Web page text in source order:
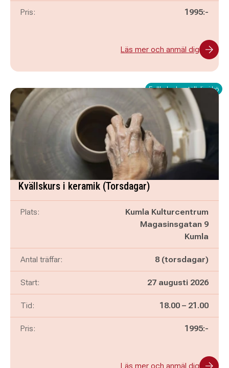
Pris: 1995:-
Läs mer och anmäl dig
Fullbokad – ställ dig i kö
Kvällskurs i keramik (Torsdagar)
Plats:
Kumla Kulturcentrum
Magasinsgatan 9
Kumla
Antal träffar: 8 (torsdagar)
Start: 27 augusti 2026
Tid: Pågår mellan
18.00 – och
21.00
Pris: 1995:-
Läs mer och anmäl dig